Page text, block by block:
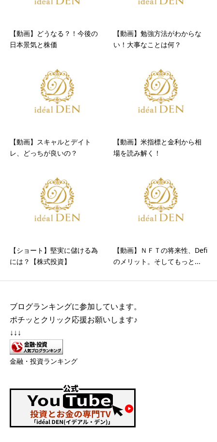
【動画】どうなる？！今後の
日本景気と株価
【動画】勉強方法がわからな
い！大事なことは何？
【動画】スキャルとデイト
レ、どっちが良いの？
【動画】米指標と金利から相
場を読み解く！
【ショート】堅実に儲ける為
には？【株式投資】
【動画】ＮＦＴの将来性、Defi
のメリット。そしてもっと...
ブログランキングに参加しています。
ポチッとクリック応援お願いします♪
↓↓↓
金融・投資ランキング